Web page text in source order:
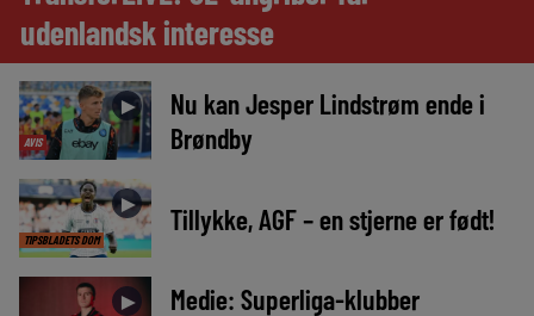
udenlandsk interesse
AVIS
►
Nu kan Jesper Lindstrøm ende i
Brøndby
TIPSBLADETS DOM
► Tillykke, AGF – en stjerne er født!
►
Medie: Superliga-klubber